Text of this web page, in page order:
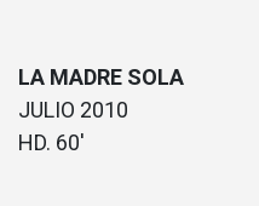
LA MADRE SOLA
JULIO 2010
HD. 60′